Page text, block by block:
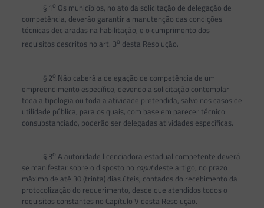
§ 1o Os municípios, no ato da solicitação de delegação de
competência, deverão garantir a manutenção das condições
técnicas declaradas na habilitação, e o cumprimento dos
requisitos descritos no art. 3o desta Resolução.
§ 2o Não caberá a delegação de competência de um
empreendimento específico, devendo a solicitação contemplar
toda a tipologia ou toda a atividade pretendida, salvo nos casos de
utilidade pública, para os quais, com base em parecer técnico
consubstanciado, poderão ser delegadas atividades específicas.
§ 3o A autoridade licenciadora estadual competente deverá
se manifestar sobre o disposto no caputdeste artigo, no prazo
máximo de até 30 (trinta) dias úteis, contados do recebimento da
protocolização do requerimento, desde que atendidos todos o
requisitos constantes no Capítulo V desta Resolução.